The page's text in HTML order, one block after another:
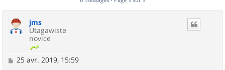
jms
Utagawiste
novice
M
25 avr. 2019, 15:59